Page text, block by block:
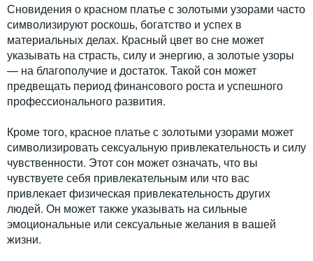
Сновидения о красном платье с золотыми узорами часто
символизируют роскошь, богатство и успех в
материальных делах. Красный цвет во сне может
указывать на страсть, силу и энергию, а золотые узоры
— на благополучие и достаток. Такой сон может
предвещать период финансового роста и успешного
профессионального развития.
Кроме того, красное платье с золотыми узорами может
символизировать сексуальную привлекательность и силу
чувственности. Этот сон может означать, что вы
чувствуете себя привлекательным или что вас
привлекает физическая привлекательность других
людей. Он может также указывать на сильные
эмоциональные или сексуальные желания в вашей
жизни.